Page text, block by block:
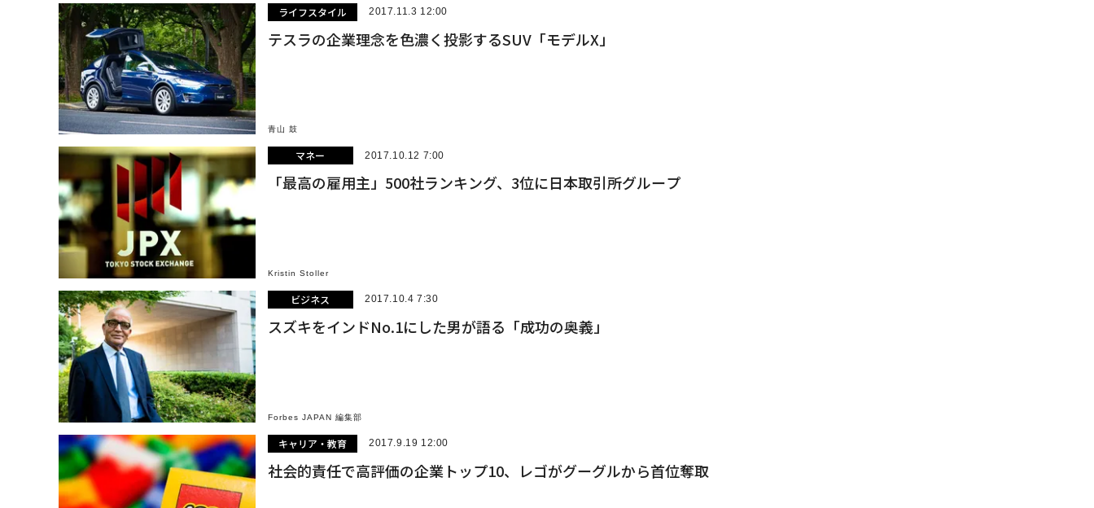
ライフスタイル 2017.11.3 12:00
テスラの企業理念を色濃く投影するSUV「モデルX」
青山 鼓
マネー 2017.10.12 7:00
「最高の雇用主」500社ランキング、3位に日本取引所グループ
Kristin Stoller
ビジネス 2017.10.4 7:30
スズキをインドNo.1にした男が語る「成功の奥義」
Forbes JAPAN 編集部
キャリア・教育 2017.9.19 12:00
社会的責任で高評価の企業トップ10、レゴがグーグルから首位奪取